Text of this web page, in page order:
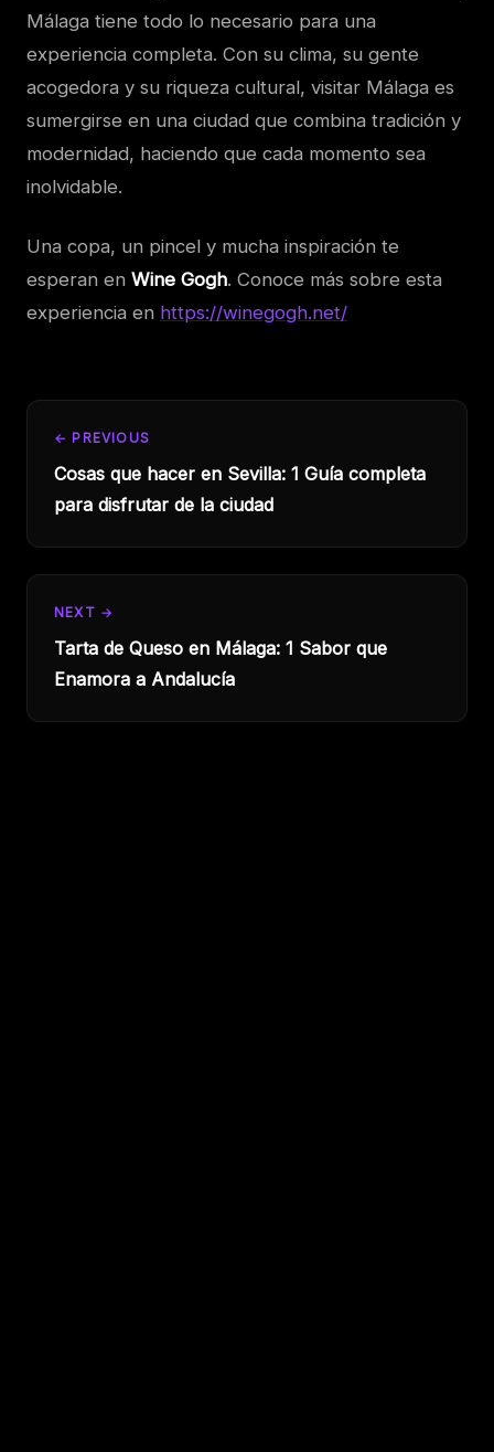
Málaga tiene todo lo necesario para una
experiencia completa. Con su clima, su gente
acogedora y su riqueza cultural, visitar Málaga es
sumergirse en una ciudad que combina tradición y
modernidad, haciendo que cada momento sea
inolvidable.
Una copa, un pincel y mucha inspiración te
esperan en Wine Gogh. Conoce más sobre esta
experiencia en https://winegogh.net/
← PREVIOUS
Cosas que hacer en Sevilla: 1 Guía completa
para disfrutar de la ciudad
NEXT →
Tarta de Queso en Málaga: 1 Sabor que
Enamora a Andalucía